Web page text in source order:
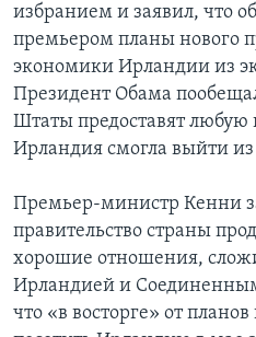
избранием и заявил, что
премьером планы нового
экономики Ирландии из
Президент Обама
Штаты предоставят
Ирландия смогла выйти
Премьер-министр Кенни
правительство страны
хорошие отношения,
Ирландией и
что «в восторге» от